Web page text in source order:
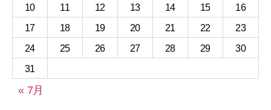
10
11 12 13 14 15
16
17
18 19 20 21 22
23
24
25 26 27 28 29
30
31
« 7月